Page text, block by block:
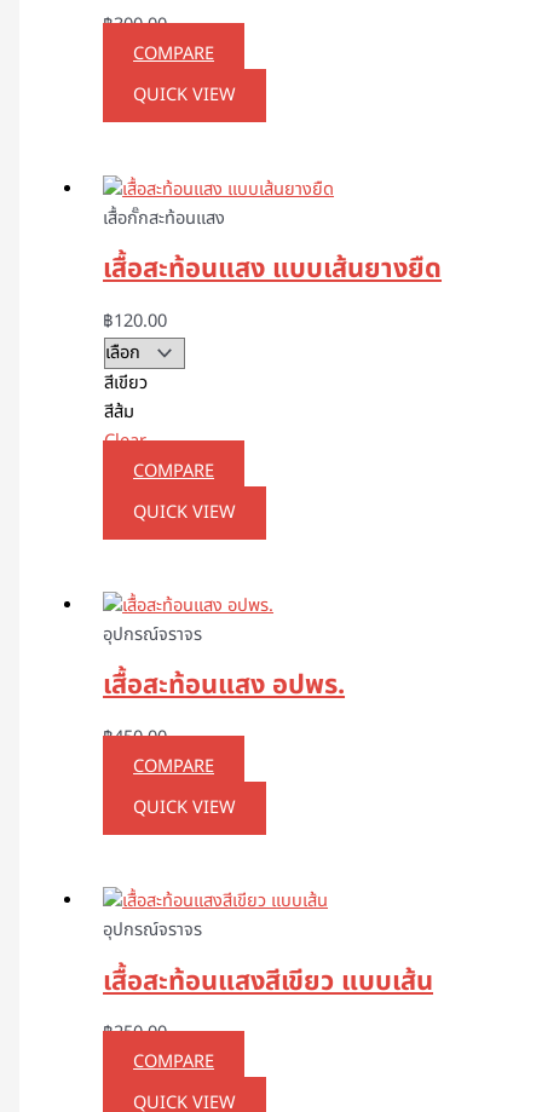
฿300.00
COMPARE
QUICK VIEW
เสื้อกั๊กสะท้อนแสง
เสื้อสะท้อนแสง แบบเส้นยางยืด
฿120.00
สีเขียว
สีส้ม
Clear
COMPARE
QUICK VIEW
อุปกรณ์จราจร
เสื้อสะท้อนแสง อปพร.
฿450.00
COMPARE
QUICK VIEW
อุปกรณ์จราจร
เสื้อสะท้อนแสงสีเขียว แบบเส้น
฿250.00
COMPARE
QUICK VIEW